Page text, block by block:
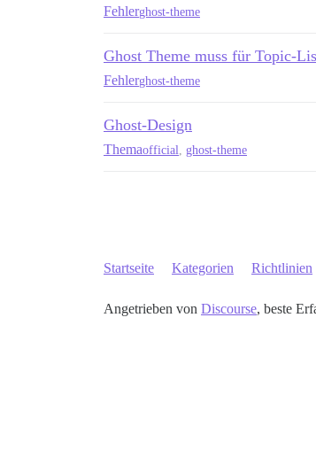
Fehlerghost-theme
Ghost Theme muss für Topic-
Fehlerghost-theme
Ghost-Design
Themaofficial ghost-theme
Startseite Kategorien Richtlinien
Angetrieben von Discourse, beste